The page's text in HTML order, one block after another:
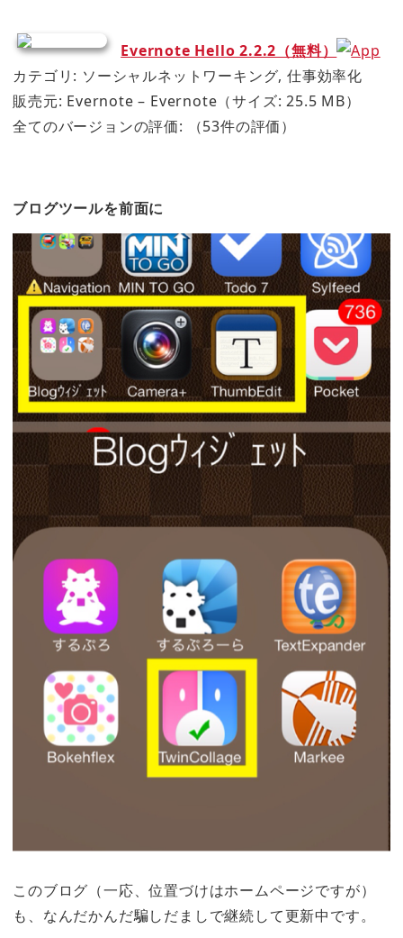
Evernote Hello 2.2.2（無料）
カテゴリ: ソーシャルネットワーキング, 仕事効率化
販売元: Evernote – Evernote（サイズ: 25.5 MB）
全てのバージョンの評価:
（53件の評価）
ブログツールを前面に
このブログ（一応、位置づけはホームページですが）
も、なんだかんだ騙しだましで継続して更新中です。